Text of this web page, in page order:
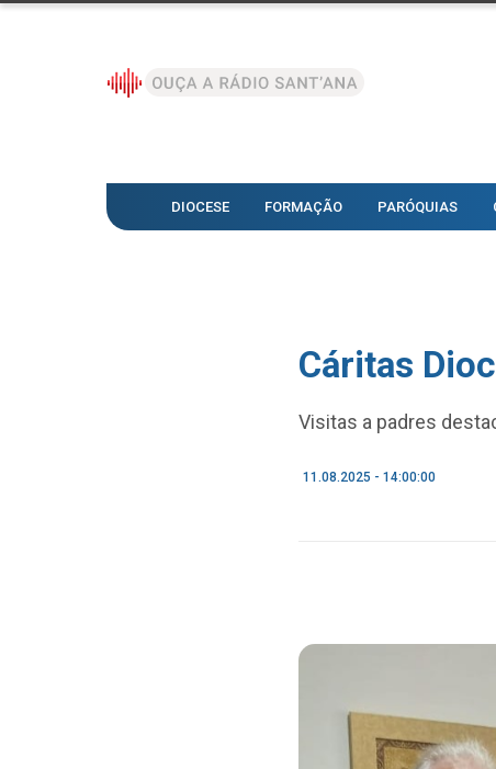
DIOCESE FORMAÇÃO PARÓQUIAS
Cáritas
Visitas a padres
11.08.2025 - 14:00:00